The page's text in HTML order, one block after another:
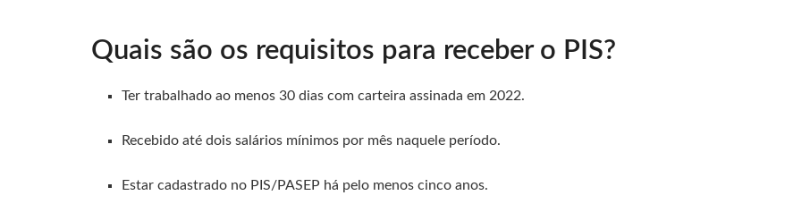
Quais são os requisitos para receber o PIS?
Ter trabalhado ao menos 30 dias com carteira assinada em 2022.
Recebido até dois salários mínimos por mês naquele período.
Estar cadastrado no PIS/PASEP há pelo menos cinco anos.